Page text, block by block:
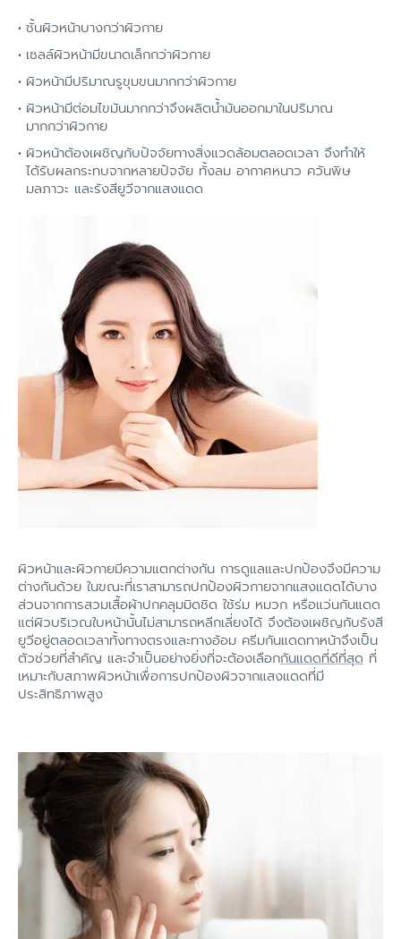
ชั้นผิวหน้าบางกว่าผิวกาย
เซลล์ผิวหน้ามีขนาดเล็กกว่าผิวกาย
ผิวหน้ามีปริมาณรูขุมขนมากกว่าผิวกาย
ผิวหน้ามีต่อมไขมันมากกว่าจึงผลิตน้ำมันออกมาในปริมาณ
มากกว่าผิวกาย
ผิวหน้าต้องเผชิญกับปัจจัยทางสิ่งแวดล้อมตลอดเวลา จึงทำให้
ได้รับผลกระทบจากหลายปัจจัย ทั้งลม อากาศหนาว ควันพิษ
มลภาวะ และรังสียูวีจากแสงแดด
ผิวหน้าและผิวกายมีความแตกต่างกัน การดูแลและปกป้องจึงมีความ
ต่างกันด้วย ในขณะที่เราสามารถปกป้องผิวกายจากแสงแดดได้บาง
ส่วนจากการสวมเสื้อผ้าปกคลุมมิดชิด ใช้ร่ม หมวก หรือแว่นกันแดด
แต่ผิวบริเวณใบหน้านั้นไม่สามารถหลีกเลี่ยงได้ จึงต้องเผชิญกับรังสี
ยูวีอยู่ตลอดเวลาทั้งทางตรงและทางอ้อม ครีมกันแดดทาหน้าจึงเป็น
ตัวช่วยที่สำคัญ และจำเป็นอย่างยิ่งที่จะต้องเลือกกันแดดที่ดีที่สุด ที่
เหมาะกับสภาพผิวหน้าเพื่อการปกป้องผิวจากแสงแดดที่มี
ประสิทธิภาพสูง